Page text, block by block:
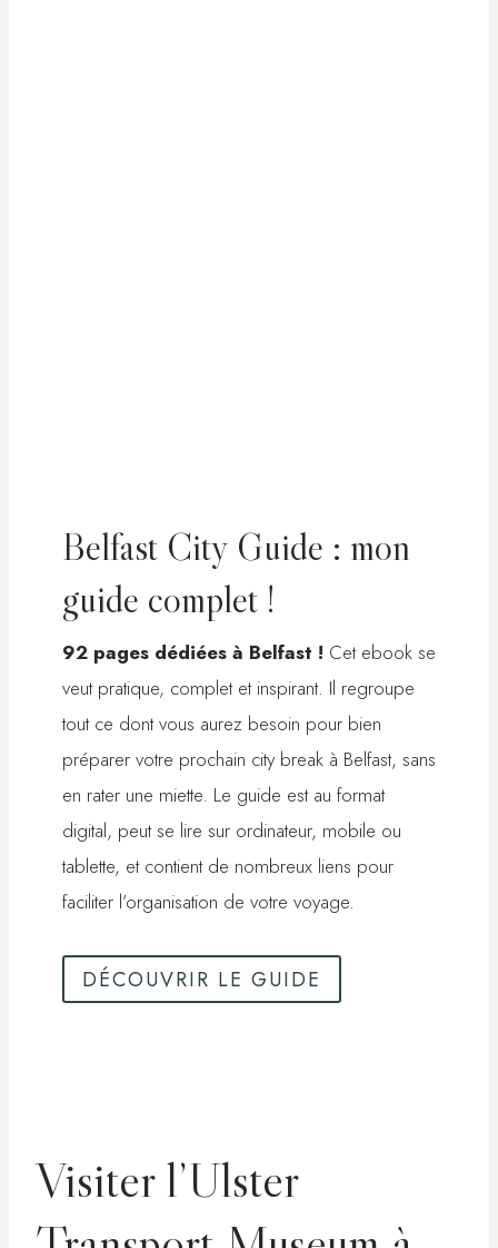
Belfast City Guide : mon
guide complet !
92 pages dédiées à Belfast ! Cet ebook se
veut pratique, complet et inspirant. Il regroupe
tout ce dont vous aurez besoin pour bien
préparer votre prochain city break à Belfast, sans
en rater une miette. Le guide est au format
digital, peut se lire sur ordinateur, mobile ou
tablette, et contient de nombreux liens pour
faciliter l’organisation de votre voyage.
DÉCOUVRIR LE GUIDE
Visiter l’Ulster